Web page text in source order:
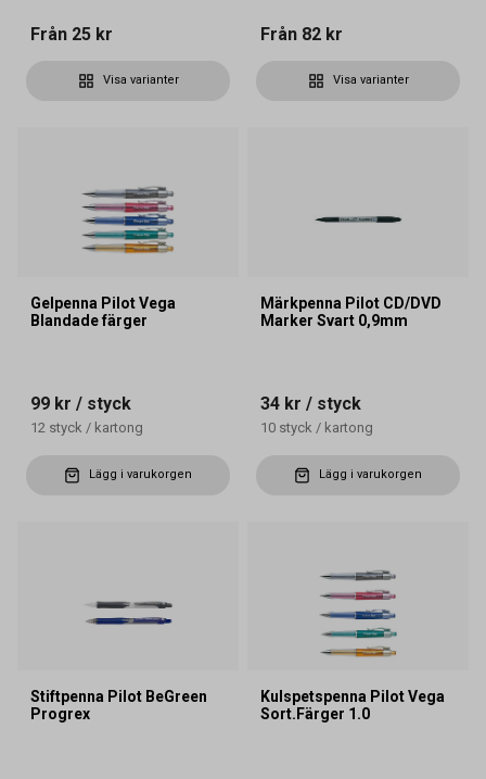
Från 25 kr
Visa varianter
Från 82 kr
Visa varianter
Gelpenna Pilot Vega
Blandade färger
99 kr / styck
12 styck / kartong
Lägg i varukorgen
Märkpenna Pilot CD/DVD
Marker Svart 0,9mm
34 kr / styck
10 styck / kartong
Lägg i varukorgen
Stiftpenna Pilot BeGreen
Progrex
Kulspetspenna Pilot Vega
Sort.Färger 1.0